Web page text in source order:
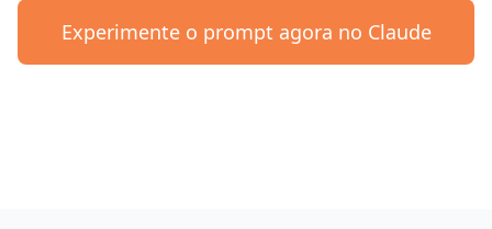
Experimente o prompt agora no Claude